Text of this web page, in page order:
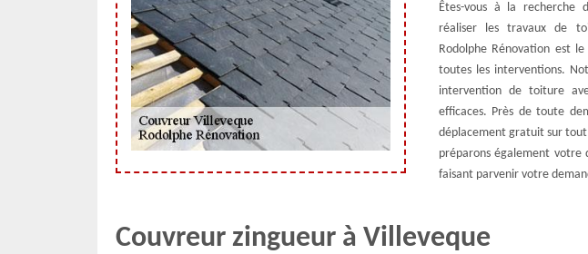
Êtes-vous à la recherche
réaliser les travaux de
Rodolphe Rénovation est
toutes les interventions.
intervention de toiture
efficaces. Près de toute
déplacement gratuit sur
préparons également votre
faisant parvenir votre
Couvreur zingueur à Villeveque